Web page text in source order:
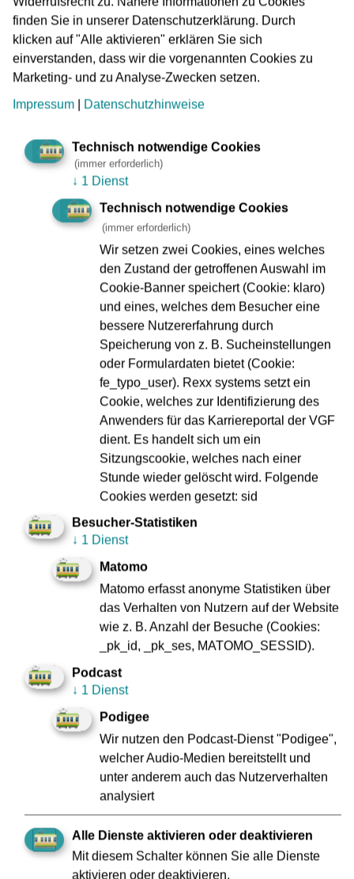
VGF zum Jubiläum erhält der Wagen Nr. 666, ein Typ „U5“,
deshalb an vier Außenseiten der beiden Fahrerstände
nicht nur den Nieder-Eschbacher Schriftzug und den
Frankfurter Adler, sondern auch das Jubiläums-Logo.
Die U-Bahn wird am kommenden Festwochenende (1. bis
Wagen 666 im Verband mit dem Wagen 643 fahren. Denn
der wurde im September 2016 auf den Namen von Nieder-
Eschbachs französischer Partnerstadt Deuil-la-Barre
getauft.
U-Bahn-Oldtimer im Einsatz
Die VGF wird auch einen Oldtimer-Zug auf der Linie U2
einsetzen, der in der Zeit von 13 Uhr bis 21 Uhr 30 als
Verstärker zwischen Nieder-Eschbach und Heddernheim
fährt und mit einem regulären Fahrschein genutzt werden
kann. Ob es ein Zwilling aus "U2"- oder "U3"-Wagen wird,
steht noch nicht fest, da die Einsatzbereitschaft zum
Zeitpunkt dieser Presse-Information nicht abschließend
geklärt war. Aber: entweder 40 Jahre alt oder 50 Jahre.
Mehr Informationen zum Jubiläum des Stadtteils finden
www.1250nieder-eschbach.de
im Internet.
Pressekontakt:
VGF-Unternehmenskommunikation
E-Mail: presse@vgf-ffm.de
Bitte beachten Sie unsere Informationen zur
Datenschutzgrundverordnung:www.vgf-
ffm.de/Datenschutz
zur Übersicht
finden Sie in unserer Datenschutzerklärung. Durch
klicken auf "Alle aktivieren" erklären Sie sich
einverstanden, dass wir die vorgenannten Cookies zu
Marketing- und zu Analyse-Zwecken setzen.
Impressum
Datenschutzhinweise
Technisch notwendige Cookies
(immer erforderlich)
↓ 1 Dienst
Technisch notwendige Cookies
(immer erforderlich)
Wir setzen zwei Cookies, eines welches
den Zustand der getroffenen Auswahl im
Cookie-Banner speichert (Cookie: klaro)
und eines, welches dem Besucher eine
bessere Nutzererfahrung durch
Speicherung von z. B. Sucheinstellungen
oder Formulardaten bietet (Cookie:
fe_typo_user). Rexx systems setzt ein
Cookie, welches zur Identifizierung des
Anwenders für das Karriereportal der VGF
dient. Es handelt sich um ein
Sitzungscookie, welches nach einer
Stunde wieder gelöscht wird. Folgende
Cookies werden gesetzt: sid
Besucher-Statistiken
↓ 1 Dienst
Matomo
Matomo erfasst anonyme Statistiken über
das Verhalten von Nutzern auf der Website
wie z. B. Anzahl der Besuche (Cookies:
_pk_id, _pk_ses, MATOMO_SESSID).
Podcast
↓ 1 Dienst
Podigee
Wir nutzen den Podcast-Dienst "Podigee",
welcher Audio-Medien bereitstellt und
unter anderem auch das Nutzerverhalten
analysiert
Alle Dienste aktivieren oder deaktivieren
Mit diesem Schalter können Sie alle Dienste
aktivieren oder deaktivieren.